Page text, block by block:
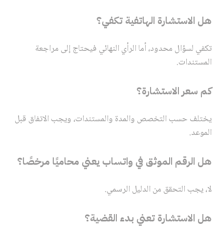
هل الاستشارة الهاتفية تكفي؟
تكفي لسؤال محدود، أما الرأي النهائي فيحتاج إلى مراجعة
المستندات.
كم سعر الاستشارة؟
يختلف حسب التخصص والمدة والمستندات، ويجب الاتفاق قبل
الموعد.
هل الرقم الموثق في واتساب يعني محاميًا مرخصًا؟
لا، يجب التحقق من الدليل الرسمي.
هل الاستشارة تعني بدء القضية؟